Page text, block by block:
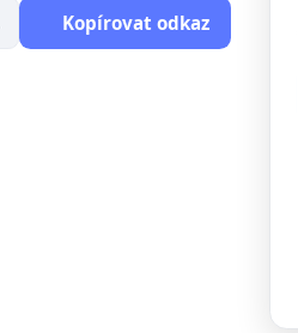
Kopírovat odkaz